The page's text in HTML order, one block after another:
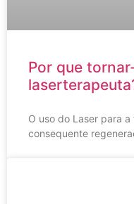
Por que
O uso do Laser para
consequente